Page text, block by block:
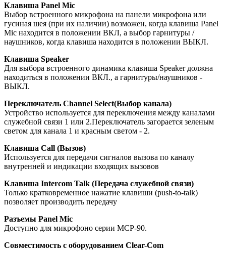
Клавиша Panel Mic
Выбор встроенного микрофона на панели микрофона или
гусиная шея (при их наличии) возможен, когда клавиша Panel
Mic находится в положении ВКЛ, а выбор гарнитуры /
наушников, когда клавиша находится в положении ВЫКЛ.
Клавиша Speaker
Для выбора встроенного динамика клавиша Speaker должна
находиться в положении ВКЛ., а гарнитуры/наушников -
ВЫКЛ.
Переключатель Channel Select(Выбор канала)
Устройство используется для переключения между каналами
служебной связи 1 или 2.Переключатель загорается зеленым
светом для канала 1 и красным светом - 2.
Клавиша Call (Вызов)
Используется для передачи сигналов вызова по каналу
внутренней и индикации входящих вызовов
Клавиша Intercom Talk (Передача служебной связи)
Только кратковременное нажатие клавиши (push-to-talk)
позволяет производить передачу
Разъемы Panel Mic
Доступно для микрофоно серии MCP-90.
Совместимость с оборудованием Clear-Com